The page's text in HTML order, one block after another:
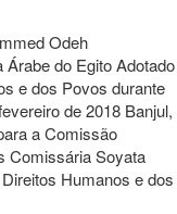
Odeh
do Egito Adotado
e dos Povos durante
de 2018 Banjul,
a Comissão
Comissária Soyata
Humanos e dos